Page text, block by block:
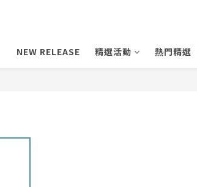
NEW RELEASE 精選活動 熱門精選